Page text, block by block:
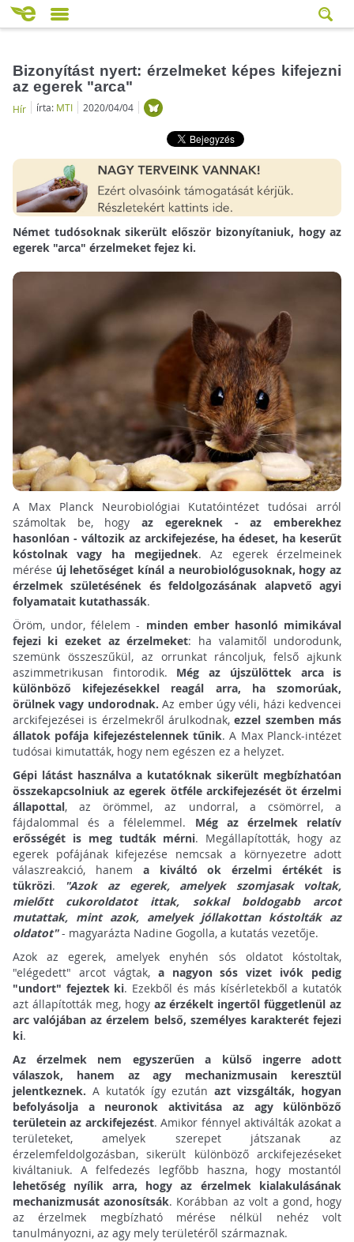
Bizonyítást nyert: érzelmeket képes kifejezni
az egerek "arca"
Hír írta: MTI 2020/04/04
Német tudósoknak sikerült először bizonyítaniuk, hogy az
egerek "arca" érzelmeket fejez ki.
A Max Planck Neurobiológiai Kutatóintézet tudósai arról
számoltak be, hogyaz egereknek - az emberekhez
hasonlóan - változik az arckifejezése, ha édeset, ha keserűt
kóstolnak vagy ha megijednek. Az egerek érzelmeinek
mérése új lehetőséget kínál a neurobiológusoknak, hogy az
érzelmek születésének és feldolgozásának alapvető agyi
folyamatait kutathassák.
Öröm, undor, félelem - minden ember hasonló mimikával
fejezi ki ezeket az érzelmeket: ha valamitől undorodunk,
szemünk összeszűkül, az orrunkat ráncoljuk, felső ajkunk
aszimmetrikusan fintorodik. Még az újszülöttek arca is
különböző kifejezésekkel reagál arra, ha szomorúak,
örülnek vagy undorodnak. Az ember úgy véli, házi kedvencei
arckifejezései is érzelmekről árulkodnak,ezzel szemben más
állatok pofája kifejezéstelennek tűnik. A Max Planck-intézet
tudósai kimutatták, hogy nem egészen ez a helyzet.
Gépi látást használva a kutatóknak sikerült megbízhatóan
összekapcsolniuk az egerek ötféle arckifejezését öt érzelmi
állapottal, az örömmel, az undorral, a csömörrel, a
fájdalommal és a félelemmel. Még az érzelmek relatív
erősségét is meg tudták mérni. Megállapították, hogy az
egerek pofájának kifejezése nemcsak a környezetre adott
válaszreakció, hanem a kiváltó ok érzelmi értékét is
tükrözi.
"Azok az egerek, amelyek szomjasak voltak,
mielőtt cukoroldatot ittak, sokkal boldogabb arcot
mutattak, mint azok, amelyek jóllakottan kóstolták az
oldatot"- magyarázta Nadine Gogolla, a kutatás vezetője.
Azok az egerek, amelyek enyhén sós oldatot kóstoltak,
"elégedett" arcot vágtak, a nagyon sós vizet ivók pedig
"undort" fejeztek ki. Ezekből és más kísérletekből a kutatók
azt állapították meg, hogy az érzékelt ingertől függetlenül az
arc valójában az érzelem belső, személyes karakterét fejezi
ki.
Az érzelmek nem egyszerűen a külső ingerre adott
válaszok, hanem az agy mechanizmusain keresztül
jelentkeznek. A kutatók így ezutánazt vizsgálták, hogyan
befolyásolja a neuronok aktivitása az agy különböző
területein az arckifejezést. Amikor fénnyel aktiválták azokat a
területeket, amelyek szerepet játszanak az
érzelemfeldolgozásban, sikerült különböző arckifejezéseket
kiváltaniuk. A felfedezés legfőbb haszna, hogy mostantól
lehetőség nyílik arra, hogy az érzelmek kialakulásának
mechanizmusát azonosítsák. Korábban az volt a gond, hogy
az érzelmek megbízható mérése nélkül nehéz volt
tanulmányozni, az agy mely területéről származnak.